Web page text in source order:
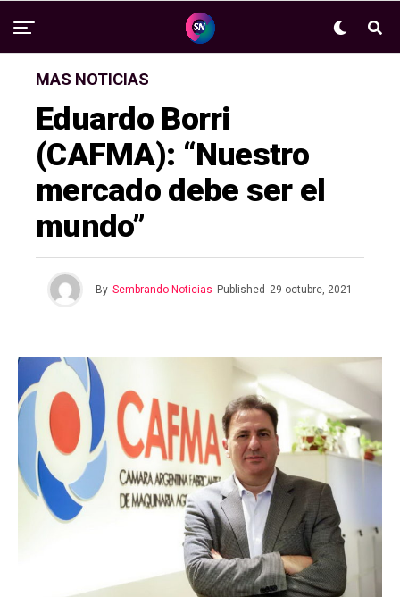
MAS NOTICIAS
Eduardo Borri
(CAFMA): “Nuestro
mercado debe ser el
mundo”
By Sembrando Noticias Published 29 octubre, 2021